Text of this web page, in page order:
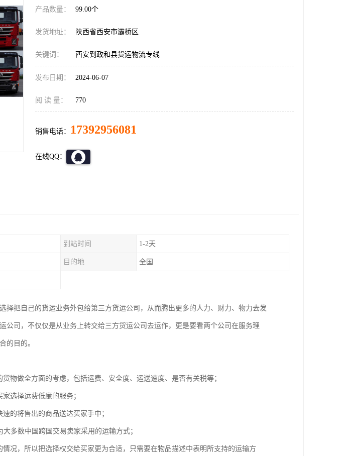
产品数量： 99.00个
发货地址： 陕西省西安市灞桥区
关键词： 西安到政和县货运物流专线
发布日期： 2024-06-07
阅 读 量： 770
销售电话： 17392956081
在线QQ：
到站时间 1-2天
目的地 全国
择把自己的货运业务外包给第三方货运公司，从而腾出更多的人力、财力、物力去发
公司，不仅仅是从业务上转交给三方货运公司去运作，更是要看两个公司在服务理
的目的。
物做全方面的考虑，包括运费、安全度、运送速度、是否有关税等；
选择运费低廉的服务；
的将售出的商品送达买家手中；
多数中国跨国交易卖家采用的运输方式；
况，所以把选择权交给买家更为合适，只需要在物品描述中表明所支持的运输方